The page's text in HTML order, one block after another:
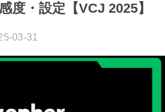
度・設定【VCJ 2025】
03-31